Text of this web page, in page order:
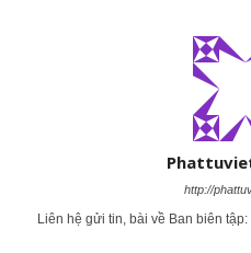
http://
Liên hệ gửi tin, bài về Ban biên tập: